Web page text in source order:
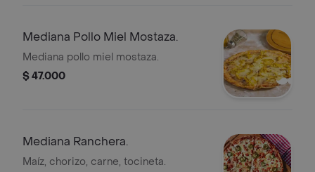
Mediana Pollo Miel Mostaza.
Mediana pollo miel mostaza.
$ 47.000
Mediana Ranchera.
Maíz, chorizo, carne, tocineta.